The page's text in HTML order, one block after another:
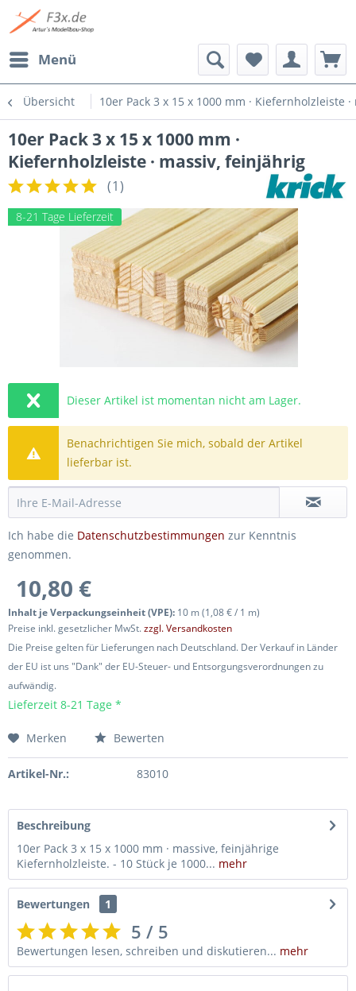
Menü
Übersicht 10er Pack 3 x 15 x 1000 mm · Kiefernholzleiste
10er Pack 3 x 15 x 1000 mm ·
Kiefernholzleiste · massiv, feinjährig
(1)
8-21 Tage Lieferzeit
Dieser Artikel ist momentan nicht am Lager.
Benachrichtigen Sie mich, sobald der Artikel
lieferbar ist.
Ich habe die Datenschutzbestimmungen zur Kenntnis
genommen.
10,80 €
Inhalt je Verpackungseinheit (VPE): 10 m (1,08 € / 1 m)
Preise inkl. gesetzlicher MwSt.zzgl. Versandkosten
Die Preise gelten für Lieferungen nach Deutschland. Der Verkauf in Länder
der EU ist uns "Dank" der EU-Steuer- und Entsorgungsverordnungen zu
aufwändig.
Lieferzeit 8-21 Tage *
Merken Bewerten
Artikel-Nr.: 83010
Beschreibung
10er Pack 3 x 15 x 1000 mm · massive, feinjährige
Kiefernholzleiste. - 10 Stück je 1000... mehr
Bewertungen 1
5 / 5
Bewertungen lesen, schreiben und diskutieren... mehr